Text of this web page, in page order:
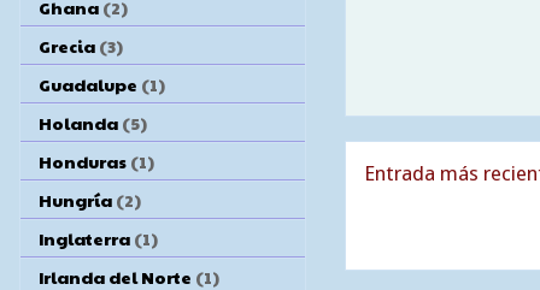
Entrada más
Ghana (2)
Grecia (3)
Guadalupe (1)
Holanda (5)
Honduras (1)
Hungría (2)
Inglaterra (1)
Irlanda del Norte (1)